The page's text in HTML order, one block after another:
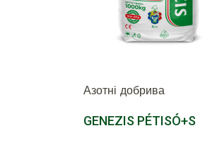
Азотні добрива
GENEZIS PÉTISÓ+S